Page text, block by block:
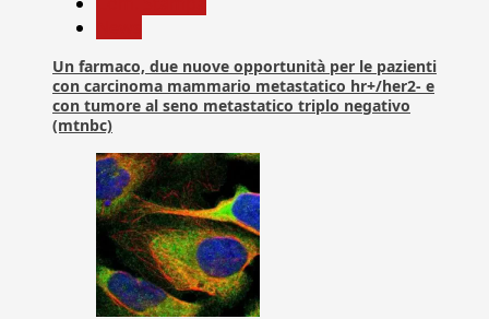
Un farmaco, due nuove opportunità per le pazienti
con carcinoma mammario metastatico hr+/her2- e
con tumore al seno metastatico triplo negativo
(mtnbc)